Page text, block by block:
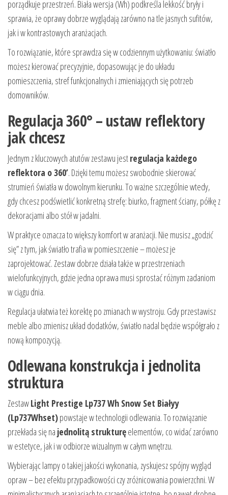
porządkuje przestrzeń. Biała wersja (Wh) podkreśla lekkość bryły i
sprawia, że oprawy dobrze wyglądają zarówno na tle jasnych sufitów,
jak i w kontrastowych aranżacjach.
To rozwiązanie, które sprawdza się w codziennym użytkowaniu: światło
możesz kierować precyzyjnie, dopasowując je do układu
pomieszczenia, stref funkcjonalnych i zmieniających się potrzeb
domowników.
Regulacja 360° – ustaw reflektory
jak chcesz
Jednym z kluczowych atutów zestawu jestregulacja każdego
reflektora o 360’. Dzięki temu możesz swobodnie skierować
strumień światła w dowolnym kierunku. To ważne szczególnie wtedy,
gdy chcesz podświetlić konkretną strefę: biurko, fragment ściany, półkę z
dekoracjami albo stół w jadalni.
W praktyce oznacza to większy komfort w aranżacji. Nie musisz „godzić
się” z tym, jak światło trafia w pomieszczenie – możesz je
zaprojektować. Zestaw dobrze działa także w przestrzeniach
wielofunkcyjnych, gdzie jedna oprawa musi sprostać różnym zadaniom
w ciągu dnia.
Regulacja ułatwia też korektę po zmianach w wystroju. Gdy przestawisz
meble albo zmienisz układ dodatków, światło nadal będzie współgrało z
nową kompozycją.
Odlewana konstrukcja i jednolita
struktura
ZestawLight Prestige Lp737 Wh Snow Set Białyy
(Lp737Whset)powstaje w technologii odlewania. To rozwiązanie
przekłada się na jednolitą strukturęelementów, co widać zarówno
w estetyce, jak i w odbiorze wizualnym w całym wnętrzu.
Wybierając lampy o takiej jakości wykonania, zyskujesz spójny wygląd
opraw – bez efektu przypadkowości czy zróżnicowania powierzchni. W